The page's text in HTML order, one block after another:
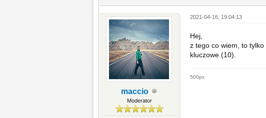
maccio
Moderator
2021-04-16, 19:04:13
Hej,
z tego co wiem, to tylko
kluczowe (10).
500px